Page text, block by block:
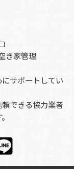
き家管理
サポートしてい
できる協力業者